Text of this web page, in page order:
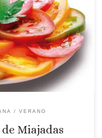
VERANO
Miajadas